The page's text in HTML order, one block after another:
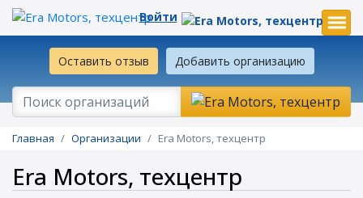
Войти
Оставить отзыв Добавить организацию
Главная Организации Era Motors, техцентр
Era Motors, техцентр